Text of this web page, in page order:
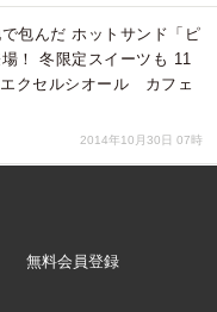
包んだ ホットサンド「ピ
！ 冬限定スイーツも 11
クセルシオール カフェ
2014年10月30日 07時
無料会員登録